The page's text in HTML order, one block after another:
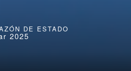
DE ESTADO
2025